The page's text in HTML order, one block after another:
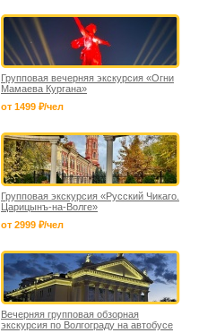
Групповая вечерняя экскурсия «Огни
Мамаева Кургана»
от 1499 ₽/чел
Групповая экскурсия «Русский Чикаго.
Царицынъ-на-Волге»
от 2999 ₽/чел
Вечерняя групповая обзорная
экскурсия по Волгограду на автобусе